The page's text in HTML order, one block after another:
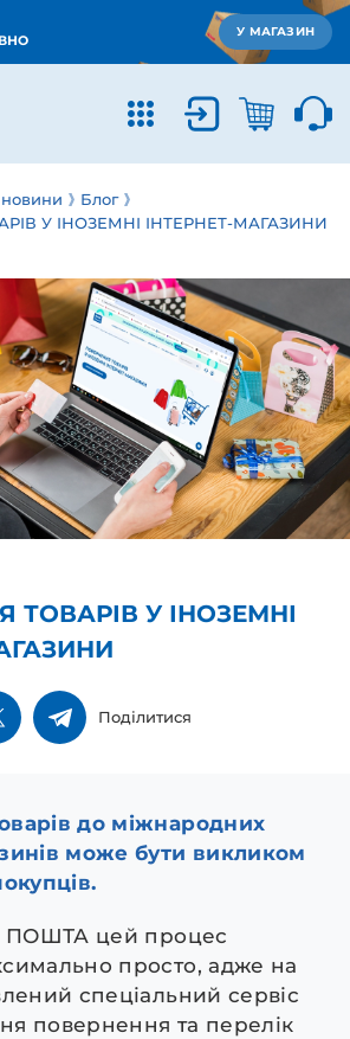
У МАГАЗИН
новини
Блог
У ІНОЗЕМНІ ІНТЕРНЕТ-МАГАЗИНИ
ТОВАРІВ У ІНОЗЕМНІ
Поділитися
до міжнародних
може бути викликом
ПОШТА цей процес
просто, адже на
спеціальний сервіс
повернення та перелік